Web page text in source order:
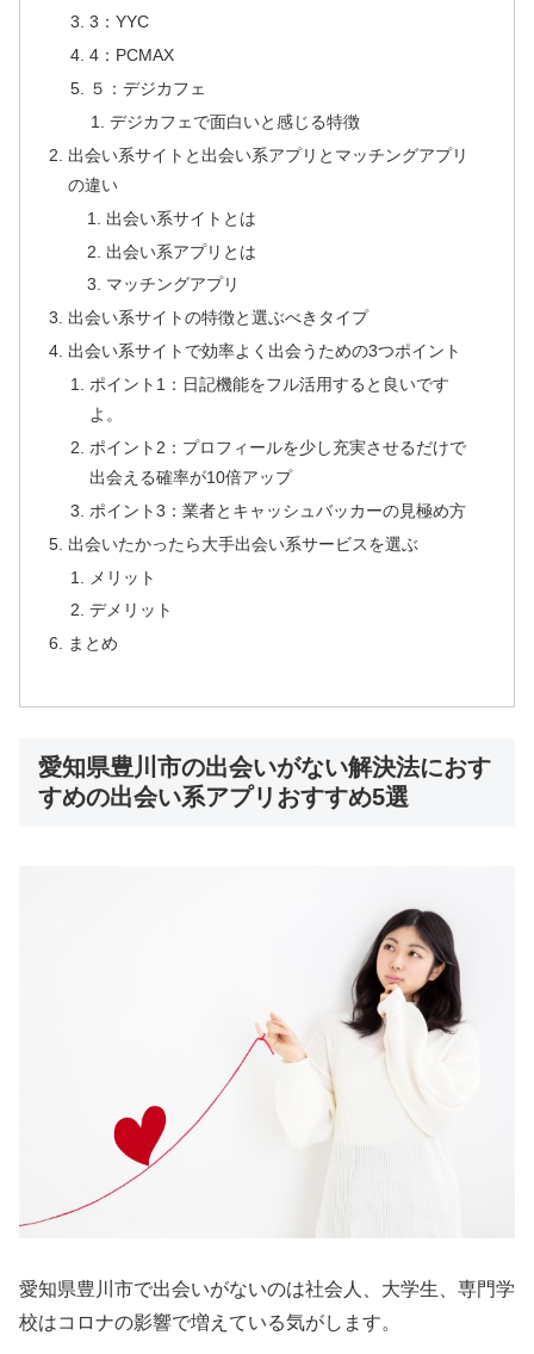
3：YYC
4：PCMAX
５：デジカフェ
デジカフェで面白いと感じる特徴
出会い系サイトと出会い系アプリとマッチングアプリ
の違い
出会い系サイトとは
出会い系アプリとは
マッチングアプリ
出会い系サイトの特徴と選ぶべきタイプ
出会い系サイトで効率よく出会うための3つポイント
ポイント1：日記機能をフル活用すると良いです
よ。
ポイント2：プロフィールを少し充実させるだけで
出会える確率が10倍アップ
ポイント3：業者とキャッシュバッカーの見極め方
出会いたかったら大手出会い系サービスを選ぶ
メリット
デメリット
まとめ
愛知県豊川市の出会いがない解決法におす
すめの出会い系アプリおすすめ5選
愛知県豊川市で出会いがないのは社会人、大学生、専門学
校はコロナの影響で増えている気がします。